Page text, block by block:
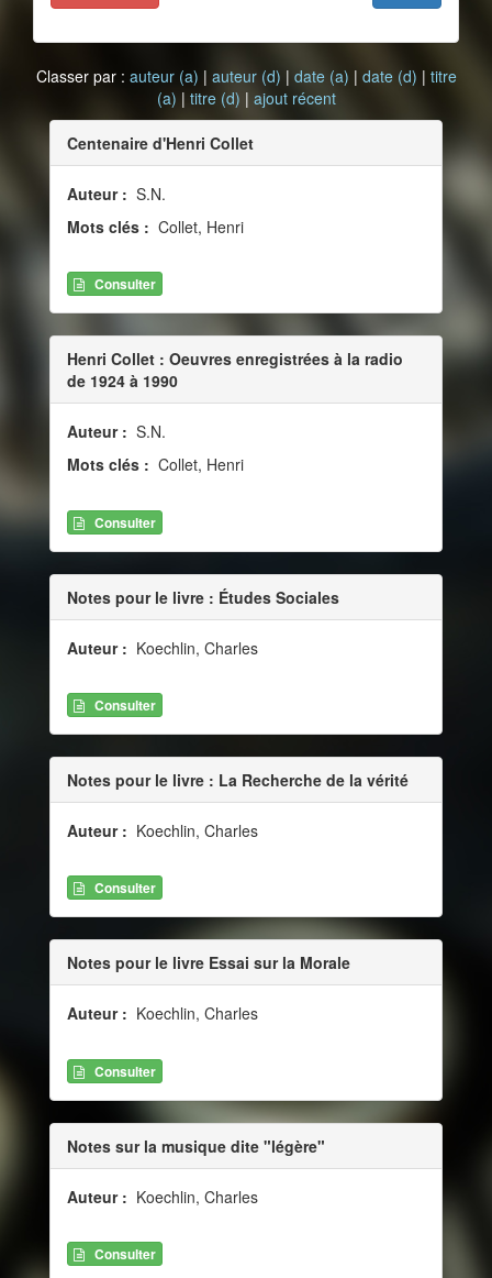
Classer par : auteur (a) | auteur (d) | date (a) | date (d) | titre
(a) | titre (d) | ajout récent
Centenaire d'Henri Collet
Auteur : S.N.
Mots clés : Collet, Henri
Consulter
Henri Collet : Oeuvres enregistrées à la radio
de 1924 à 1990
Auteur : S.N.
Mots clés : Collet, Henri
Consulter
Notes pour le livre : Études Sociales
Auteur : Koechlin, Charles
Consulter
Notes pour le livre : La Recherche de la vérité
Auteur : Koechlin, Charles
Consulter
Notes pour le livre Essai sur la Morale
Auteur : Koechlin, Charles
Consulter
Notes sur la musique dite "légère"
Auteur : Koechlin, Charles
Consulter